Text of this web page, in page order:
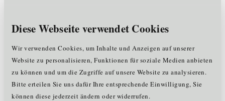
Diese Webseite verwendet Cookies
Wir verwenden Cookies, um Inhalte und Anzeigen auf unserer
Website zu personalisieren, Funktionen für soziale Medien anbieten
zu können und um die Zugriffe auf unsere Website zu analysieren.
Bitte erteilen Sie uns dafür Ihre entsprechende Einwilligung, Sie
können diese jederzeit ändern oder widerrufen.